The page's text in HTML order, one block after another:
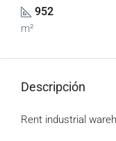
952
m²
Descripción
Rent industrial